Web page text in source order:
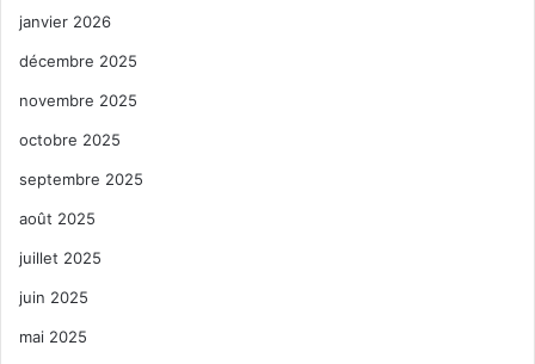
janvier 2026
décembre 2025
novembre 2025
octobre 2025
septembre 2025
août 2025
juillet 2025
juin 2025
mai 2025